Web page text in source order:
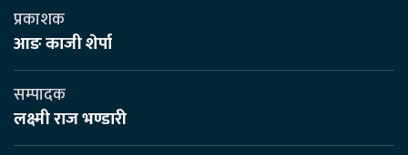
प्रकाशक
आङ काजी शेर्पा
सम्पादक
लक्ष्मी राज भण्डारी